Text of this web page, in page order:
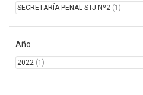
SECRETARÍA PENAL STJ Nº2 (1)
Año
2022 (1)